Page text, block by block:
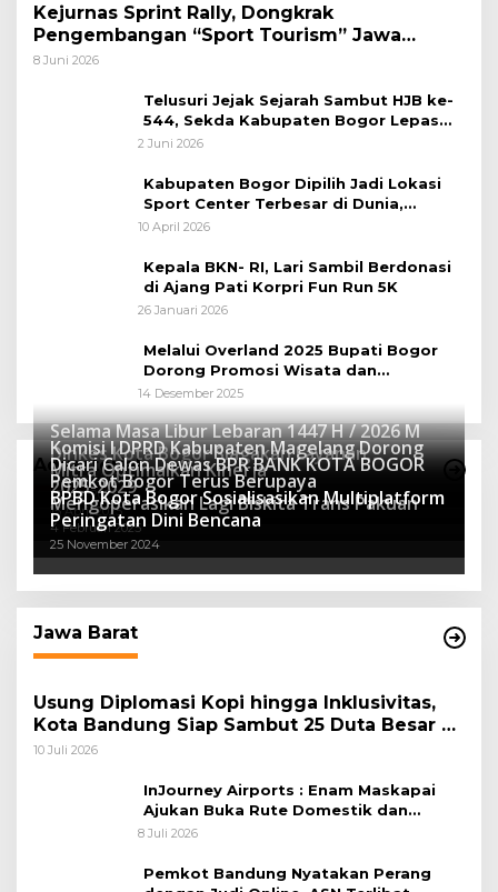
Kejurnas Sprint Rally, Dongkrak
Pengembangan “Sport Tourism” Jawa
Tengah
8 Juni 2026
Telusuri Jejak Sejarah Sambut HJB ke-
544, Sekda Kabupaten Bogor Lepas
Gowes Napak Tilas Bogor
2 Juni 2026
Kabupaten Bogor Dipilih Jadi Lokasi
Sport Center Terbesar di Dunia,
Peluang Tingkatkan Pertumbuhan
10 April 2026
Kepala BKN- RI, Lari Sambil Berdonasi
di Ajang Pati Korpri Fun Run 5K
26 Januari 2026
Melalui Overland 2025 Bupati Bogor
Dorong Promosi Wisata dan
Pelestarian Alam
14 Desember 2025
Advertorial
Selama Masa Libur Lebaran 1447 H / 2026 M
Dinkes Kota Bogor Siagakan Layanan
Kesehatan
16 Maret 2026
Komisi I DPRD Kabupaten Magelang Dorong
Mitra Optimalkan Kinerja
27 Mei 2025
Dicari Calon Dewas BPR BANK KOTA BOGOR
2025-2029
15 April 2025
Pemkot Bogor Terus Berupaya
Mengoperasikan Lagi Biskita Trans Pakuan
4 Februari 2025
BPBD Kota Bogor Sosialisasikan Multiplatform
Peringatan Dini Bencana
25 November 2024
Jawa Barat
Usung Diplomasi Kopi hingga Inklusivitas,
Kota Bandung Siap Sambut 25 Duta Besar di
Festival Asia Afrika 2026
10 Juli 2026
InJourney Airports : Enam Maskapai
Ajukan Buka Rute Domestik dan
Internasional dari Bandara Husein
8 Juli 2026
Pemkot Bandung Nyatakan Perang